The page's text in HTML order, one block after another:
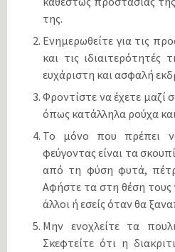
της.
Ενημερωθείτε για τις
και τις ιδιαιτερότητές
ευχάριστη και ασφαλή
Φροντίστε να έχετε μαζί
όπως κατάλληλα ρούχα
Το μόνο που πρέπει
φεύγοντας είναι τα
από τη φύση φυτά,
Αφήστε τα στη θέση τους
άλλοι ή εσείς όταν θα
Μην ενοχλείτε τα
Σκεφτείτε ότι η